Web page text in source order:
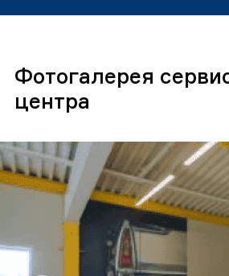
Фотогалерея
центра